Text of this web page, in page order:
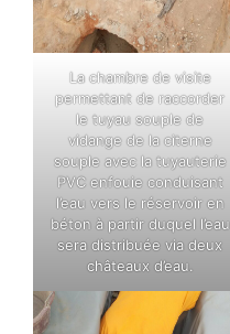
La chambre de visite
permettant de raccorder
le tuyau souple de
vidange de la citerne
souple avec la tuyauterie
PVC enfouie conduisant
l’eau vers le réservoir en
béton à partir duquel l’eau
sera distribuée via deux
châteaux d’eau.